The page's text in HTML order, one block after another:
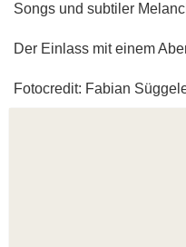
Songs und subtiler
Der Einlass mit einem
Fotocredit: Fabian